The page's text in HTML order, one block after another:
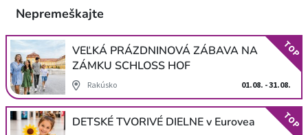
Nepremeškajte
VEĽKÁ PRÁZDNINOVÁ ZÁBAVA NA
ZÁMKU SCHLOSS HOF
Rakúsko 01.08. - 31.08.
TOP
DETSKÉ TVORIVÉ DIELNE v Eurovea TOP